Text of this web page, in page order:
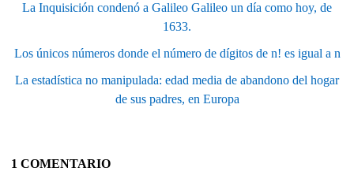
La Inquisición condenó a Galileo Galileo un día como hoy, de
1633.
Los únicos números donde el número de dígitos de n! es igual a n
La estadística no manipulada: edad media de abandono del hogar
de sus padres, en Europa
1 COMENTARIO